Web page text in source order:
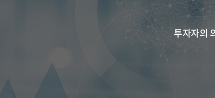
투자자의